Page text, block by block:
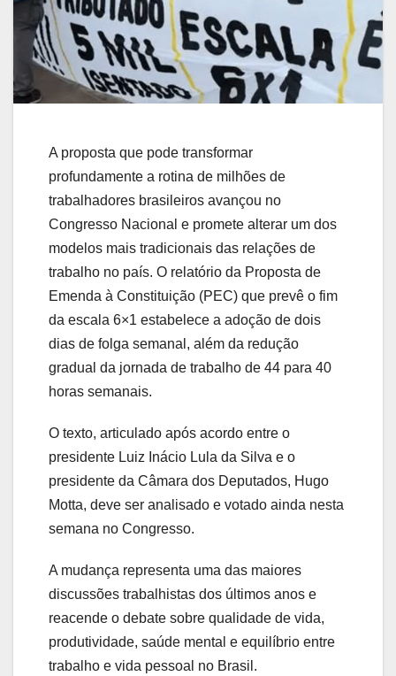
A proposta que pode transformar
profundamente a rotina de milhões de
trabalhadores brasileiros avançou no
Congresso Nacional e promete alterar um dos
modelos mais tradicionais das relações de
trabalho no país. O relatório da Proposta de
Emenda à Constituição (PEC) que prevê o fim
da escala 6×1 estabelece a adoção de dois
dias de folga semanal, além da redução
gradual da jornada de trabalho de 44 para 40
horas semanais.
O texto, articulado após acordo entre o
presidente Luiz Inácio Lula da Silva e o
presidente da Câmara dos Deputados, Hugo
Motta, deve ser analisado e votado ainda nesta
semana no Congresso.
A mudança representa uma das maiores
discussões trabalhistas dos últimos anos e
reacende o debate sobre qualidade de vida,
produtividade, saúde mental e equilíbrio entre
trabalho e vida pessoal no Brasil.